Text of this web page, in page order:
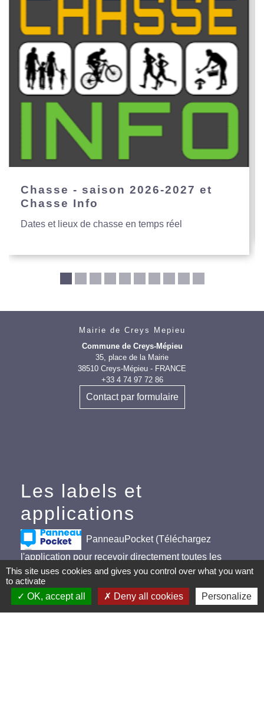
Chasse - saison 2026-2027 et
Chasse Info
Dates et lieux de chasse en temps réel
Mairie de Creys Mepieu
Commune de Creys-Mépieu
35, place de la Mairie
38510 Creys-Mépieu - FRANCE
+33 4 74 97 72 86
Contact par formulaire
Les labels et
applications
PanneauPocket (Téléchargez
l'application pour recevoir directement toutes les
informations de la commune)
Villes et Villages Fleuris
This site uses cookies and gives you control over what you want
to activate
OK, accept all
Deny all cookies Personalize